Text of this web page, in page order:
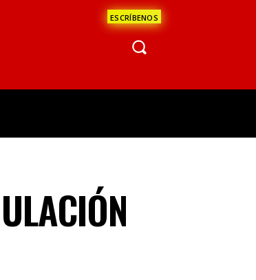
ESCRÍBENOS
95.1 FM | LOS CABOS 91.5 FM | CDMX | PUERTO